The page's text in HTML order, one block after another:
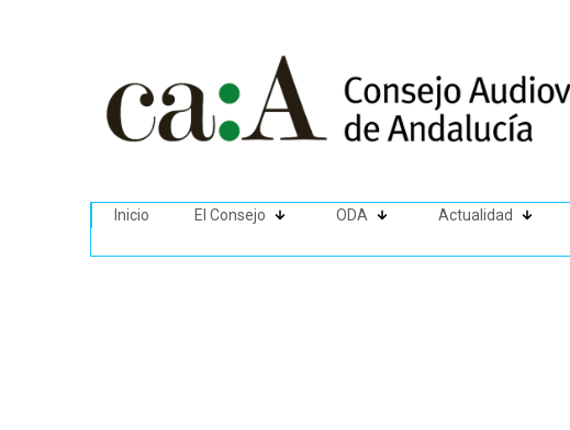
Inicio El Consejo ODA Actualidad